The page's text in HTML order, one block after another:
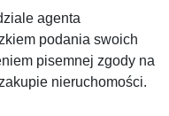
agenta
podania swoich
pisemnej zgody na
nieruchomości.